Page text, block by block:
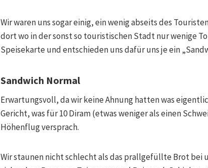
Wir waren uns sogar einig, ein wenig abseits des
dort wo in der sonst so touristischen Stadt nur wenige
Speisekarte und entschieden uns dafür uns je ein
Sandwich Normal
Erwartungsvoll, da wir keine Ahnung hatten was
Gericht, was für 10 Diram (etwas weniger als einen
Höhenflug versprach.
Wir staunen nicht schlecht als das prallgefüllte Brot bei